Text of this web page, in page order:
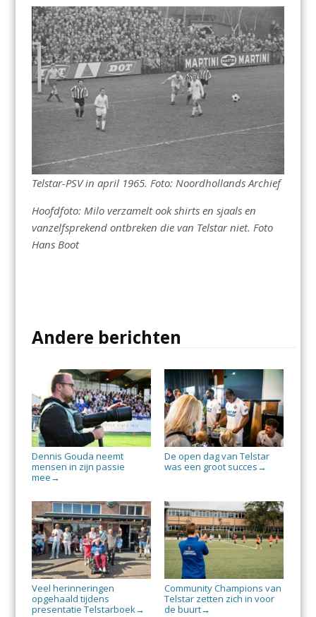
Telstar-PSV in april 1965. Foto: Noordhollands Archief
Hoofdfoto: Milo verzamelt ook shirts en sjaals en
vanzelfsprekend ontbreken die van Telstar niet. Foto
Hans Boot
Andere berichten
Dennis Gouda neemt
mensen in zijn passie
mee →
De open dag van Telstar
was een groot succes →
Veel herinneringen
opgehaald tijdens
presentatie Telstarboek→
Community Champions van
Telstar zetten zich in voor
de buurt→